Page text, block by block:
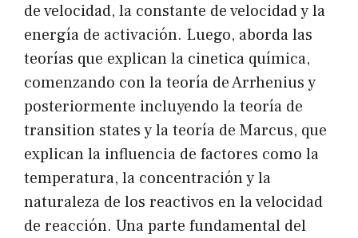
de velocidad, la constante de velocidad y la
energía de activación. Luego, aborda las
teorías que explican la cinetica química,
comenzando con la teoría de Arrhenius y
posteriormente incluyendo la teoría de
transition states y la teoría de Marcus, que
explican la influencia de factores como la
temperatura, la concentración y la
naturaleza de los reactivos en la velocidad
de reacción. Una parte fundamental del